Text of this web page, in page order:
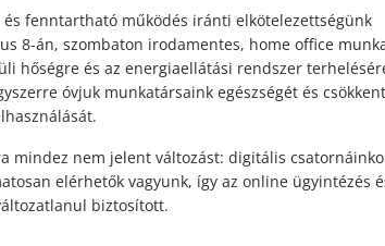
fenntartható működés iránti elkötelezettségünk
8-án, szombaton irodamentes, home office
hőségre és az energiaellátási rendszer
óvjuk munkatársaink egészségét és
mindez nem jelent változást: digitális
elérhetők vagyunk, így az online ügyintézés
biztosított.